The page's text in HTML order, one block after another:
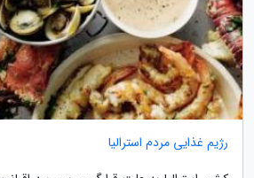
رژیم غذایی مردم استرالیا